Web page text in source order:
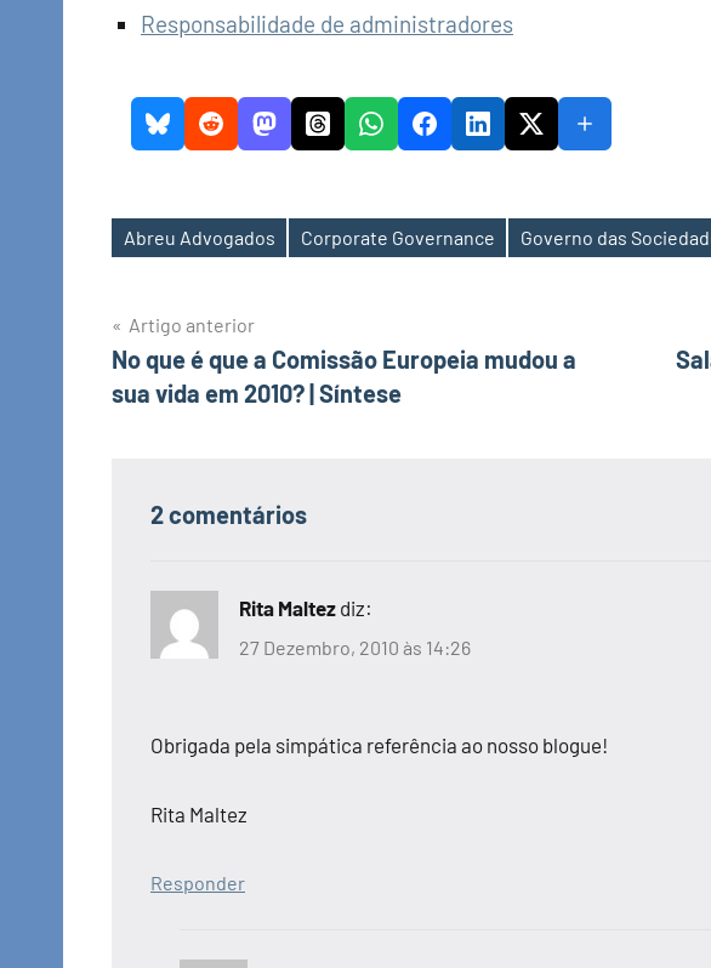
Responsabilidade de administradores
Etiquetas
Abreu Advogados Corporate Governance Governo das
Navegação
de
Artigo anterior
No que é que a Comissão Europeia mudou a
sua vida em 2010? | Síntese
2 comentários
Rita Maltez diz:
27 Dezembro, 2010 às 14:26
Obrigada pela simpática referência ao nosso blogue!
Rita Maltez
Responder